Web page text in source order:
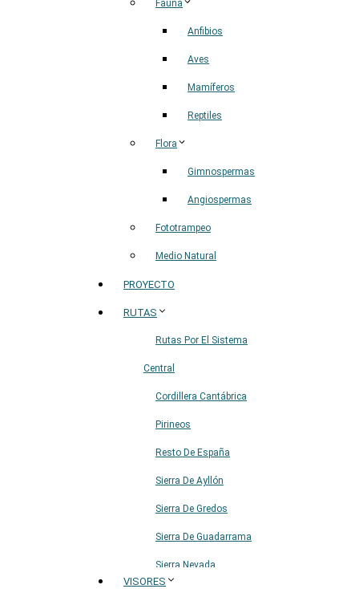
Fauna
Anfibios
Aves
Mamíferos
Reptiles
Flora
Gimnospermas
Angiospermas
Fototrampeo
Medio Natural
PROYECTO
RUTAS
Rutas Por El Sistema
Central
Cordillera Cantábrica
Pirineos
Resto De España
Sierra De Ayllón
Sierra De Gredos
Sierra De Guadarrama
Sierra Nevada
VISORES